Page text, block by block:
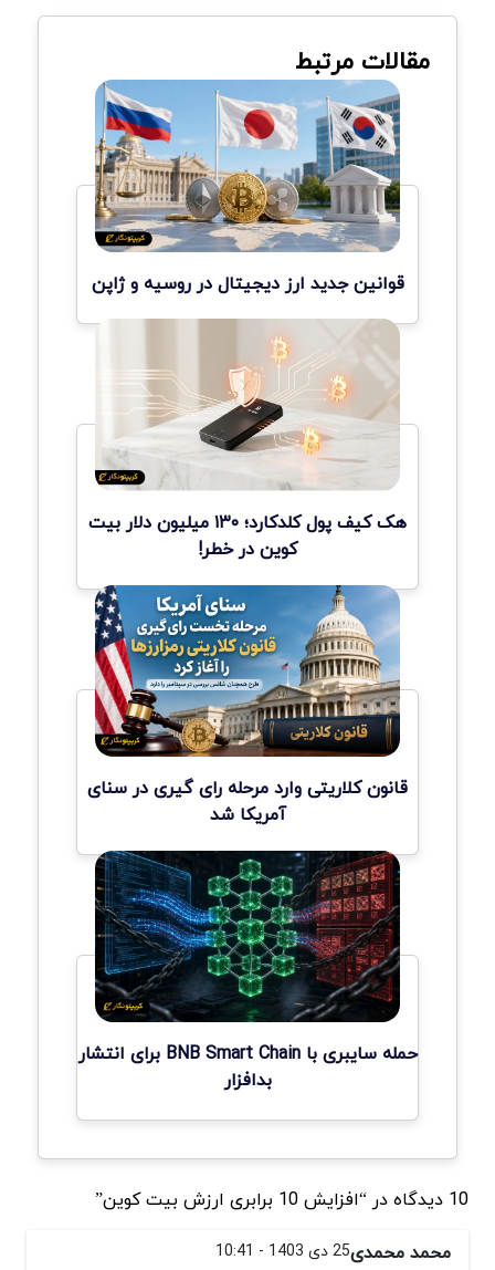
مقالات مرتبط
قوانین جدید ارز دیجیتال در روسیه و ژاپن
هک کیف پول کلدکارد؛ ۱۳۰ میلیون دلار بیت
کوین در خطر!
قانون کلاریتی وارد مرحله رای گیری در سنای
آمریکا شد
حمله سایبری با BNB Smart Chain برای انتشار
بدافزار
10 دیدگاه در “افزایش 10 برابری ارزش بیت کوین”
محمد محمدی25 دی 1403 - 10:41